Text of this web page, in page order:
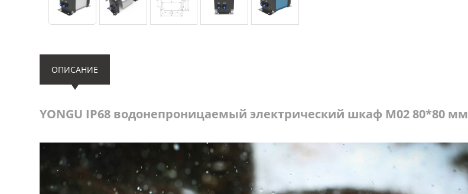
ОПИСАНИЕ
YONGU IP68 водонепроницаемый электрический шкаф M02 80*80 мм